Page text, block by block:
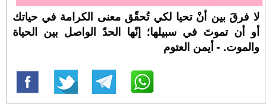
لا فرقَ بين أنْ تحيا لكي تُحقّق معنى الكرامة في حياتك
أو أن تموتَ في سبيلها؛ إنّها الحدّ الواصل بين الحياة
والموت. - أيمن العتوم